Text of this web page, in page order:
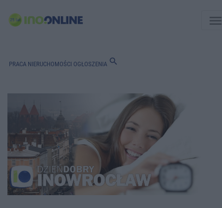
PRACA NIERUCHOMOŚCI OGŁOSZENIA search